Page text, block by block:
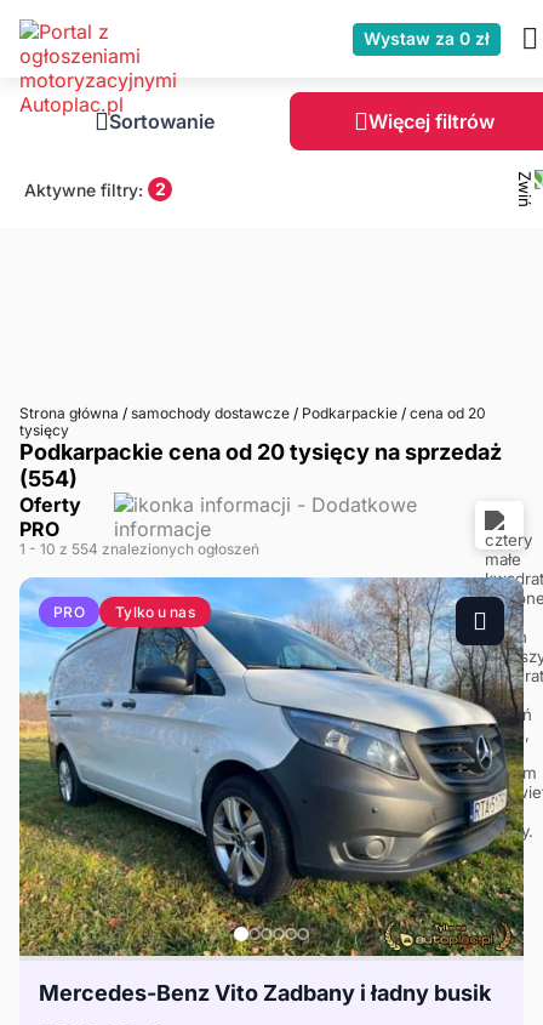
Wystaw za 0 zł
Sortowanie Więcej filtrów
Aktywne filtry: 2
Strona główna / samochody dostawcze / Podkarpackie / cena od 20
tysięcy
Podkarpackie cena od 20 tysięcy na sprzedaż
(554)
Oferty
PRO
1 - 10 z 554 znalezionych ogłoszeń
PRO Tylko u nas
Mercedes-Benz Vito Zadbany i ładny busik